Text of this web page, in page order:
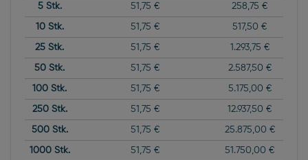
5Stk. 51,75 € 258,75 €
10Stk. 51,75 € 517,50 €
25 Stk. 51,75 € 1.293,75 €
50 Stk. 51,75 € 2.587,50 €
100 Stk. 51,75 € 5.175,00 €
250Stk. 51,75 € 12.937,50 €
500Stk. 51,75 € 25.875,00 €
1000Stk. 51,75 € 51.750,00 €